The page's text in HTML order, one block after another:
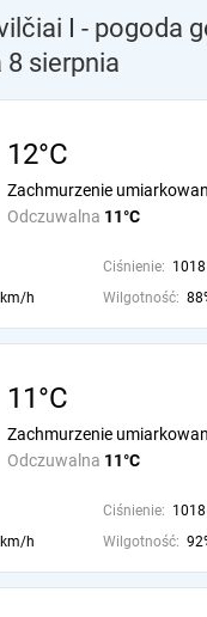
I - pogoda
8 sierpnia
12°C
Odczuwalna 11°C
Zachmurzenie
Ciśnienie:
h Wilgotność:
11°C
Odczuwalna 11°C
Zachmurzenie
Ciśnienie:
h Wilgotność: